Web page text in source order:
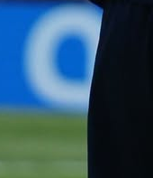
Sports
a među njima
Alvaro Morata.
Anesa Krdžalića,
FK Sarajevo.